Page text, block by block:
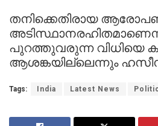
തനിക്കെതിരായ
പുറത്തുവരുന്ന വിധിയെ
ആശങ്കയില്ലെന്നും
Tags: India Latest News